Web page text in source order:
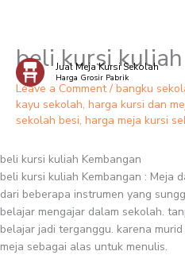
Skip
content
Jual Meja Kursi Sekolah
Harga Grosir Pabrik
beli kursi
Leave a Comment / bangku
kayu sekolah, harga kursi dan
sekolah besi, harga meja kursi
beli kursi kuliah Kembangan
beli kursi kuliah Kembangan : Meja
dari beberapa instrumen yang
belajar mengajar dalam sekolah.
belajar jadi terganggu. karena
meja sebagai alas untuk menulis.